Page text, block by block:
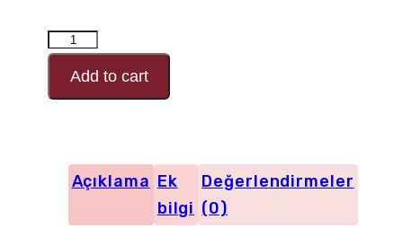
RANFORCE
Desen
Kodu
adet
Add to cart
Açıklama Ek
bilgi
Değerlendirmeler
(0)